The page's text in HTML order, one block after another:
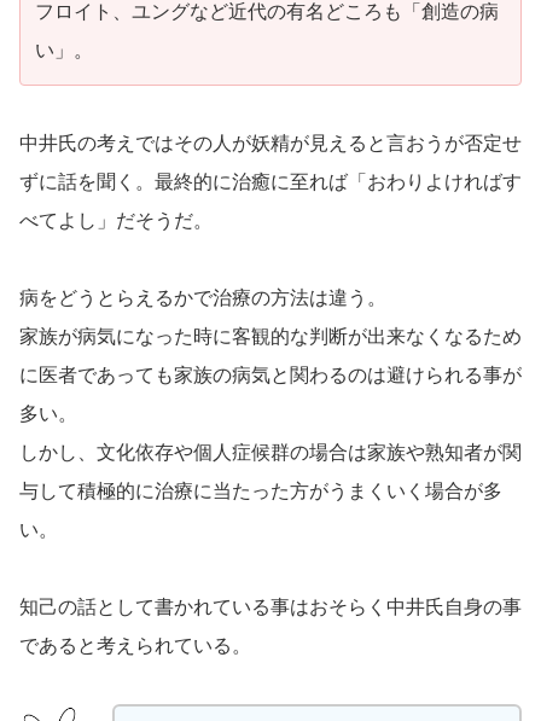
フロイト、ユングなど近代の有名どころも「創造の病
い」。
中井氏の考えではその人が妖精が見えると言おうが否定せ
ずに話を聞く。最終的に治癒に至れば「おわりよければす
べてよし」だそうだ。
病をどうとらえるかで治療の方法は違う。
家族が病気になった時に客観的な判断が出来なくなるため
に医者であっても家族の病気と関わるのは避けられる事が
多い。
しかし、文化依存や個人症候群の場合は家族や熟知者が関
与して積極的に治療に当たった方がうまくいく場合が多
い。
知己の話として書かれている事はおそらく中井氏自身の事
であると考えられている。